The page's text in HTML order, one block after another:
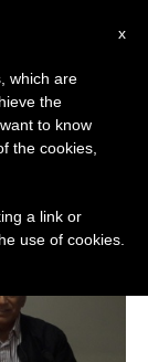
x
which are
the
to know
the cookies,
a link or
use of cookies.